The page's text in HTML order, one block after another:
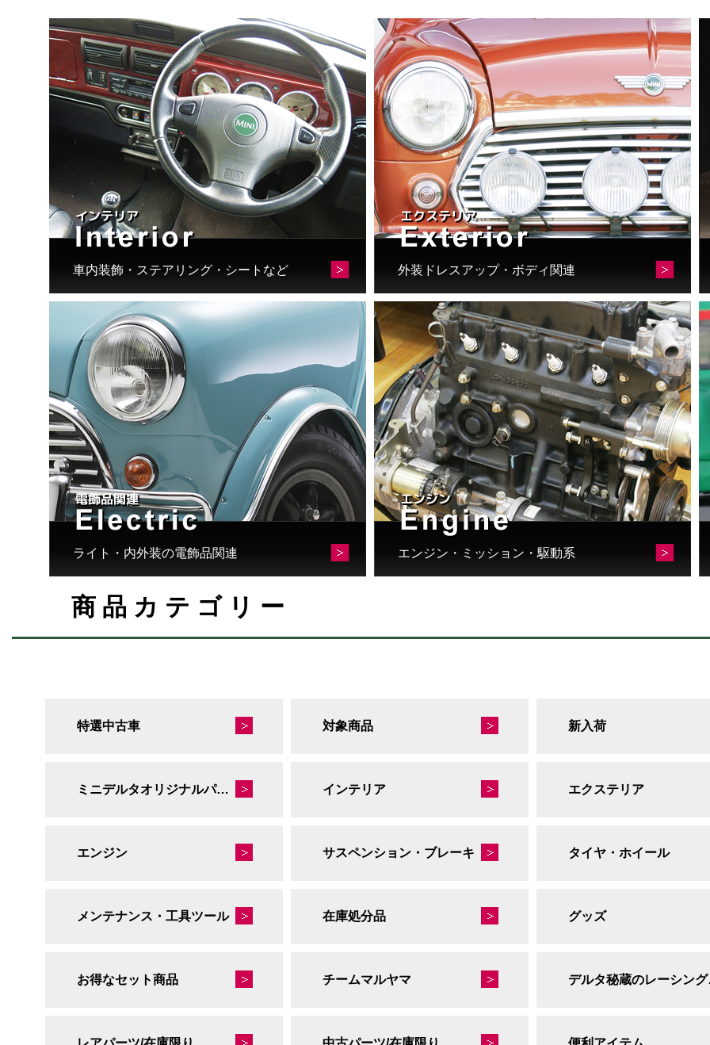
車内装飾・ステアリング・シートなど 外装ドレスアップ・ボディ関連
ライト・内外装の電飾品関連 エンジン・ミッション・駆動系
商品カテゴリー
特選中古車 対象商品 新入荷
ミニデルタオリジナルパーツ インテリア エクステリア
エンジン サスペンション・ブレーキ タイヤ・ホイール
メンテナンス・工具ツール 在庫処分品 グッズ
お得なセット商品 チームマルヤマ デル